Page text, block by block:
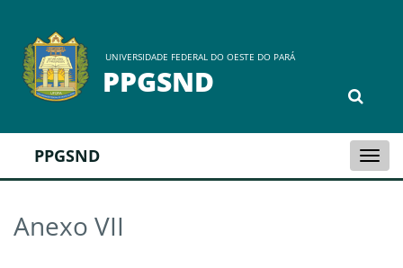
UNIVERSIDADE FEDERAL DO OESTE DO PARÁ
PPGSND
PPGSND
Anexo VII